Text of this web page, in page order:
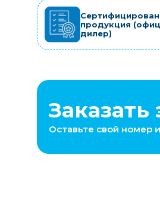
продукция
дилер)
Заказать
Оставьте свой номер